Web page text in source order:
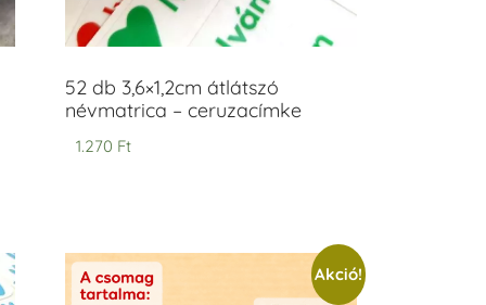
52 db 3,6×1,2cm átlátszó
névmatrica – ceruzacímke
1.270 Ft
Akció!